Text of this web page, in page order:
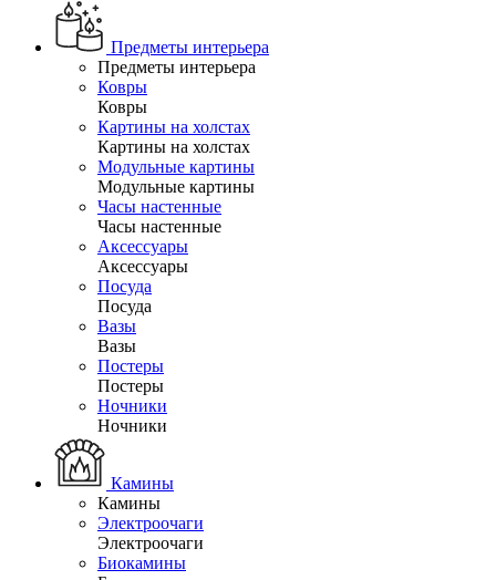
Предметы интерьера
Предметы интерьера
Ковры
Ковры
Картины на холстах
Картины на холстах
Модульные картины
Модульные картины
Часы настенные
Часы настенные
Аксессуары
Аксессуары
Посуда
Посуда
Вазы
Вазы
Постеры
Постеры
Ночники
Ночники
Камины
Камины
Электроочаги
Электроочаги
Биокамины